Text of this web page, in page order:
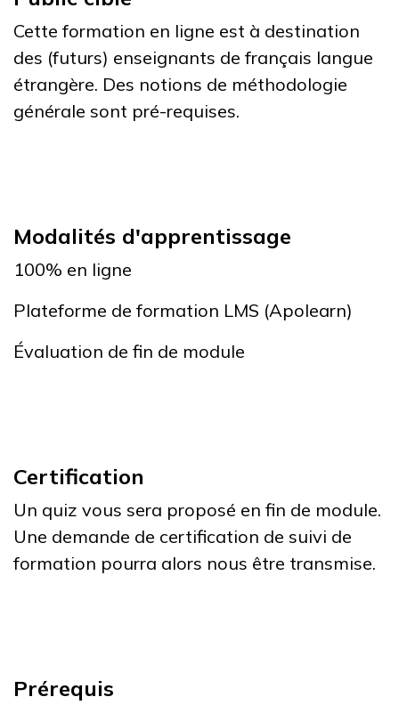
Cette formation en ligne est à destination
des (futurs) enseignants de français langue
étrangère. Des notions de méthodologie
générale sont pré-requises.
Modalités d'apprentissage
100% en ligne
Plateforme de formation LMS (Apolearn)
Évaluation de fin de module
Certification
Un quiz vous sera proposé en fin de module.
Une demande de certification de suivi de
formation pourra alors nous être transmise.
Prérequis